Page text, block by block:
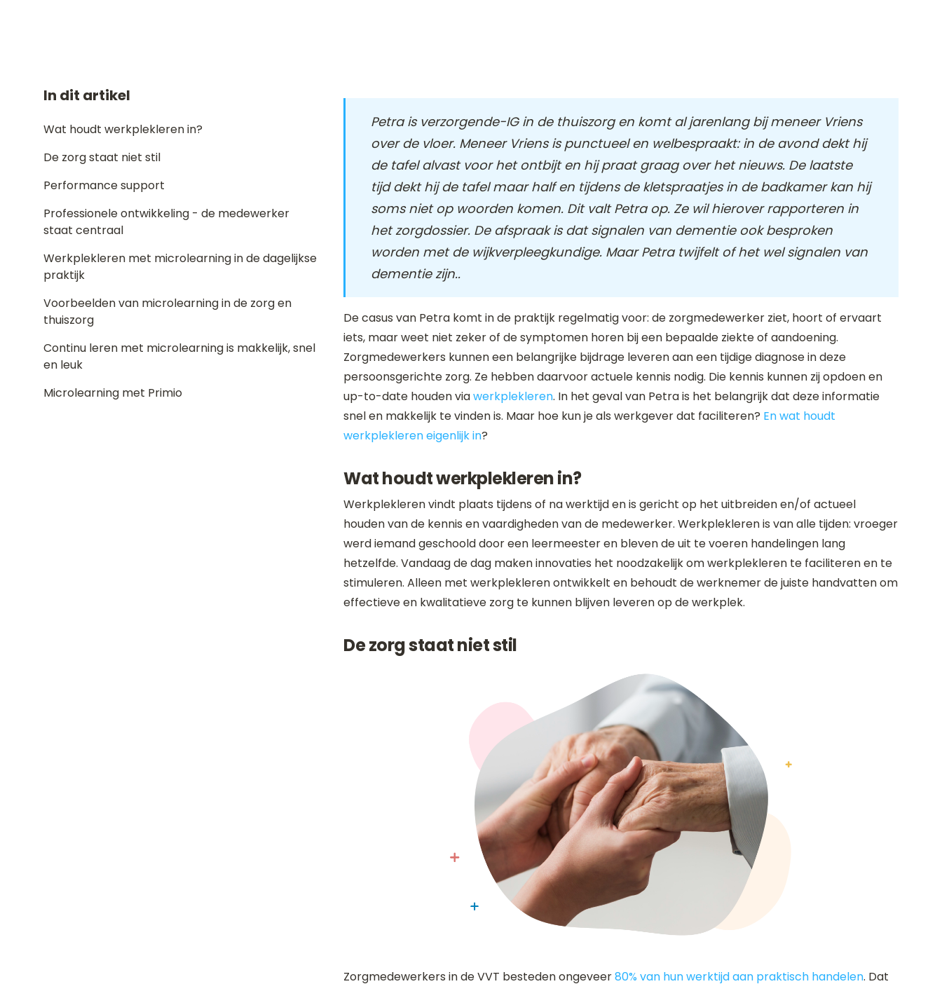
In dit artikel
Wat houdt werkplekleren in?
De zorg staat niet stil
Performance support
Professionele ontwikkeling - de medewerker
staat centraal
Werkplekleren met microlearning in de dagelijkse
praktijk
Voorbeelden van microlearning in de zorg en
thuiszorg
Continu leren met microlearning is makkelijk, snel
en leuk
Microlearning met Primio
Petra is verzorgende-IG in de thuiszorg en komt al jarenlang bij meneer Vriens
over de vloer. Meneer Vriens is punctueel en welbespraakt: in de avond dekt hij
de tafel alvast voor het ontbijt en hij praat graag over het nieuws. De laatste
tijd dekt hij de tafel maar half en tijdens de kletspraatjes in de badkamer kan hij
soms niet op woorden komen. Dit valt Petra op. Ze wil hierover rapporteren in
het zorgdossier. De afspraak is dat signalen van dementie ook besproken
worden met de wijkverpleegkundige. Maar Petra twijfelt of het wel signalen van
dementie zijn..
De casus van Petra komt in de praktijk regelmatig voor: de zorgmedewerker ziet, hoort of ervaart
iets, maar weet niet zeker of de symptomen horen bij een bepaalde ziekte of aandoening.
Zorgmedewerkers kunnen een belangrijke bijdrage leveren aan een tijdige diagnose in deze
persoonsgerichte zorg. Ze hebben daarvoor actuele kennis nodig. Die kennis kunnen zij opdoen en
up-to-date houden viawerkplekleren. In het geval van Petra is het belangrijk dat deze informatie
snel en makkelijk te vinden is. Maar hoe kun je als werkgever dat faciliteren? En wat houdt
werkplekleren eigenlijk in?
Wat houdt werkplekleren in?
Werkplekleren vindt plaats tijdens of na werktijd en is gericht op het uitbreiden en/of actueel
houden van de kennis en vaardigheden van de medewerker. Werkplekleren is van alle tijden: vroeger
werd iemand geschoold door een leermeester en bleven de uit te voeren handelingen lang
hetzelfde. Vandaag de dag maken innovaties het noodzakelijk om werkplekleren te faciliteren en te
stimuleren. Alleen met werkplekleren ontwikkelt en behoudt de werknemer de juiste handvatten om
effectieve en kwalitatieve zorg te kunnen blijven leveren op de werkplek.
De zorg staat niet stil
Zorgmedewerkers in de VVT besteden ongeveer80% van hun werktijd aan praktisch handelen. Dat